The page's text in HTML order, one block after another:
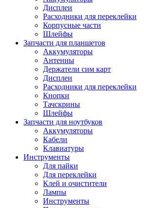
Дисплеи
Расходники для переклейки
Корпусные части
Шлейфы
Запчасти для планшетов
Аккумуляторы
Антенны
Держатели сим карт
Дисплеи
Расходники для переклейки
Кнопки
Тачскрины
Шлейфы
Запчасти для ноутбуков
Аккумуляторы
Кабели
Клавиатуры
Инструменты
Для пайки
Для переклейки
Клей и очистители
Лампы
Инструменты